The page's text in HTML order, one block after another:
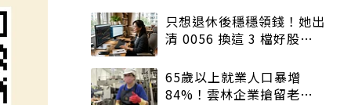
只想退休後穩穩領錢！她出
清 0056 換這 3 檔好股：
65歲以上就業人口暴增
84%！雲林企業搶留老員